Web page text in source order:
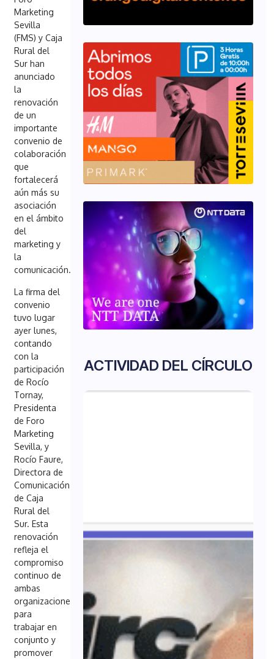
Marketing
Sevilla
(FMS) y Caja
Rural del
Sur han
anunciado
la
renovación
de un
importante
convenio de
colaboración
que
fortalecerá
aún más su
asociación
en el ámbito
del
marketing y
la
comunicación.
La firma del
convenio
tuvo lugar
ayer lunes,
contando
con la
participación
de Rocío
Tornay,
Presidenta
de Foro
Marketing
Sevilla, y
Rocío Faure,
Directora de
Comunicación
de Caja
Rural del
Sur. Esta
renovación
refleja el
compromiso
continuo de
ambas
organizaciones
para
trabajar en
conjunto y
promover
ACTIVIDAD DEL CÍRCULO